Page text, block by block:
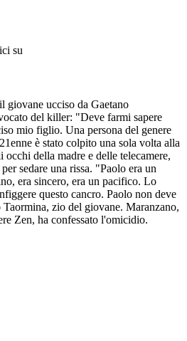
su
giovane ucciso da Gaetano
del killer: "Deve farmi sapere
mio figlio. Una persona del genere
è stato colpito una sola volta alla
della madre e delle telecamere,
sedare una rissa. "Paolo era un
era sincero, era un pacifico. Lo
questo cancro. Paolo non deve
zio del giovane. Maranzano,
Zen, ha confessato l'omicidio.